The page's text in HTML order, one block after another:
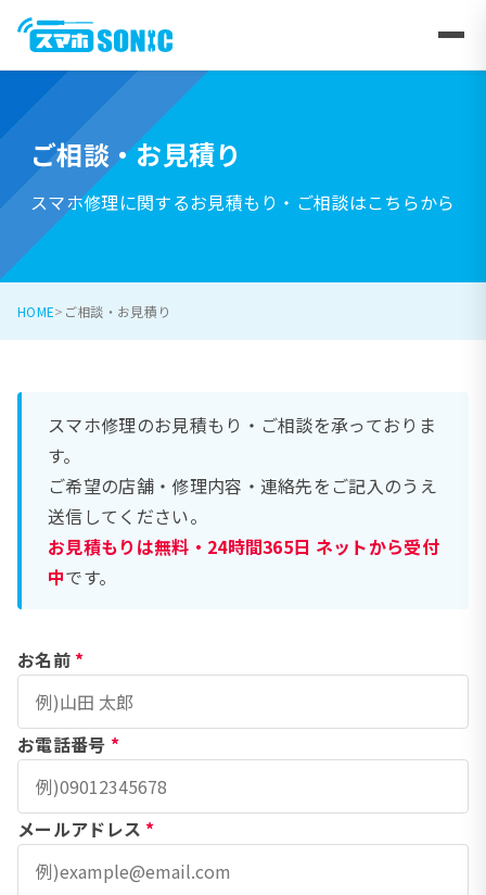
ご相談・お見積り
スマホ修理に関するお見積もり・ご相談はこちらから
HOME ご相談・お見積り
スマホ修理のお見積もり・ご相談を承っておりま
す。
ご希望の店舗・修理内容・連絡先をご記入のうえ
送信してください。
お見積もりは無料・24時間365日 ネットから受付
中です。
お名前 *
お電話番号 *
メールアドレス *